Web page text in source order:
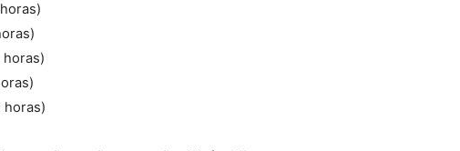
horas)
horas)